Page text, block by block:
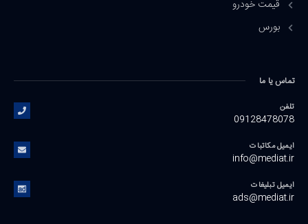
قیمت خودرو
بورس
تماس یا ما
تلفن
09128478078
ایمیل مکاتبات
info@mediat.ir
ایمیل تبلیغات
ads@mediat.ir